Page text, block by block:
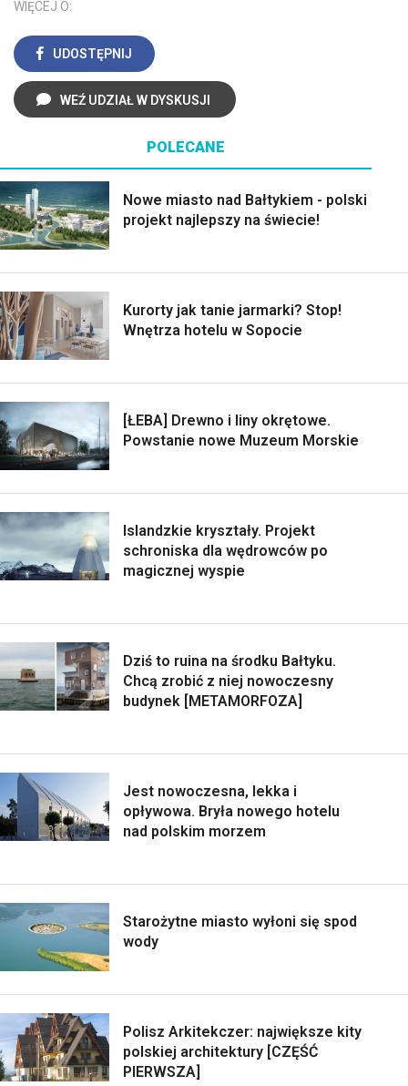
WIĘCEJ O:
UDOSTĘPNIJ
WEŹ UDZIAŁ W DYSKUSJI
POLECANE
Nowe miasto nad Bałtykiem - polski
projekt najlepszy na świecie!
Kurorty jak tanie jarmarki? Stop!
Wnętrza hotelu w Sopocie
[ŁEBA] Drewno i liny okrętowe.
Powstanie nowe Muzeum Morskie
Islandzkie kryształy. Projekt
schroniska dla wędrowców po
magicznej wyspie
Dziś to ruina na środku Bałtyku.
Chcą zrobić z niej nowoczesny
budynek [METAMORFOZA]
Jest nowoczesna, lekka i
opływowa. Bryła nowego hotelu
nad polskim morzem
Starożytne miasto wyłoni się spod
wody
Polisz Arkitekczer: największe kity
polskiej architektury [CZĘŚĆ
PIERWSZA]